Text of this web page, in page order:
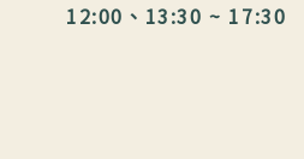
12:00、13:30 ~ 17:30